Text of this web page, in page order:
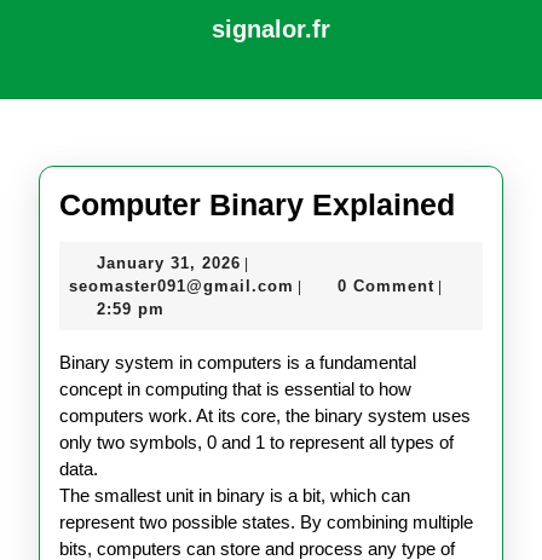
signalor.fr
Button
Computer Binary Explained
January 31, 2026 January
31,
seomaster091@gmail.com seomaster091@gmail.com
0 Comment
2:59 pm
Binary system in computers is a fundamental
concept in computing that is essential to how
computers work. At its core, the binary system uses
only two symbols, 0 and 1 to represent all types of
data.
The smallest unit in binary is a bit, which can
represent two possible states. By combining multiple
bits, computers can store and process any type of